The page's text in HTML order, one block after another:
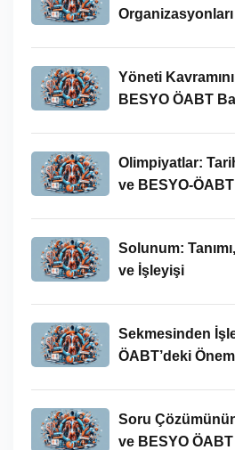
Yöneti
BESYO ÖABT
Olimpiyatlar:
ve BESYO-
Solunum:
ve İşleyişi
Sekmesinden
ÖABT’deki
Soru
ve BESYO ÖABT